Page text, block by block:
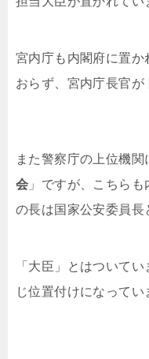
宮内庁も内閣府に置か
おらず、宮内庁長官が
また警察庁の上位機関
会 」ですが、こちら
の長は国家公安委員長
「大臣」とはついて
じ位置付けになってい